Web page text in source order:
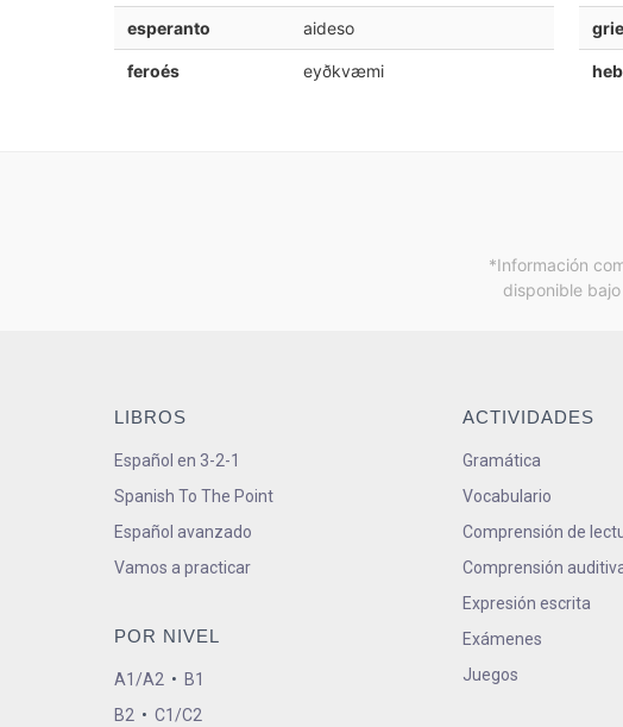
esperanto aideso
feroés eyðkvæmi
*Información
disponible bajo
LIBROS
Español en 3-2-1
Spanish To The Point
Español avanzado
Vamos a practicar
POR NIVEL
A1/A2 • B1
B2 • C1/C2
ACTIVIDADES
Gramática
Vocabulario
Comprensión de
Comprensión
Expresión escrita
Exámenes
Juegos